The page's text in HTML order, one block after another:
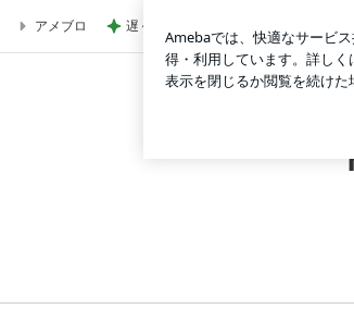
ア用スペーサー) | martelcoltdのブログ
アメブロ 遅くなった誕生日ケーキサプライズ